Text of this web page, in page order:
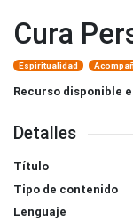
Cura
Espiritualidad
Recurso disponible
Detalles
Título
Tipo de contenido
Lenguaje